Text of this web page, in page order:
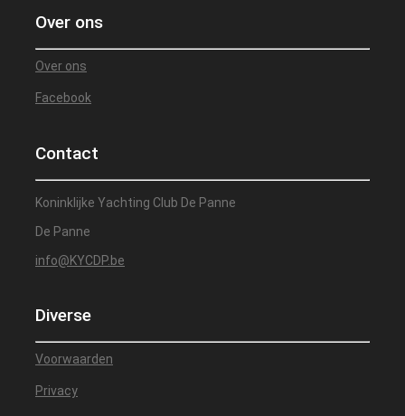
Over ons
Over ons
Facebook
Contact
Koninklijke Yachting Club De Panne
De Panne
info@KYCDP.be
Diverse
Voorwaarden
Privacy